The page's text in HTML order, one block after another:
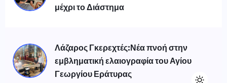
μέχρι το Διάστημα
Λάζαρος Γκερεχτές:Νέα πνοή στην
εμβληματική ελαιογραφία του Αγίου
Γεωργίου Εράτυρας